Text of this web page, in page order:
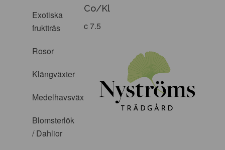
Exotiska
fruktträs
Rosor
Klängväxter
Medelhavsväxter
Blomsterlök
/ Dahlior
Co/Kl
c 7.5